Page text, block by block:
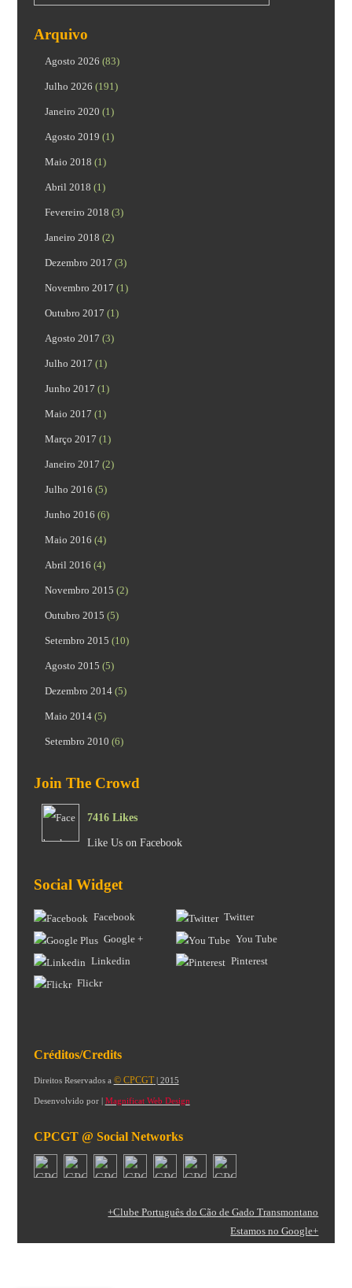
Arquivo
Agosto 2026 (83)
Julho 2026 (191)
Janeiro 2020 (1)
Agosto 2019 (1)
Maio 2018 (1)
Abril 2018 (1)
Fevereiro 2018 (3)
Janeiro 2018 (2)
Dezembro 2017 (3)
Novembro 2017 (1)
Outubro 2017 (1)
Agosto 2017 (3)
Julho 2017 (1)
Junho 2017 (1)
Maio 2017 (1)
Março 2017 (1)
Janeiro 2017 (2)
Julho 2016 (5)
Junho 2016 (6)
Maio 2016 (4)
Abril 2016 (4)
Novembro 2015 (2)
Outubro 2015 (5)
Setembro 2015 (10)
Agosto 2015 (5)
Dezembro 2014(5)
Maio 2014(5)
Setembro 2010 (6)
Join The Crowd
7416 Likes
Like Us on Facebook
Social Widget
Facebook
Twitter
Google +
You Tube
Linkedin
Pinterest
Flickr
Créditos/Credits
Direitos Reservados a © CPCGT| 2015
Desenvolvido por | Magnificat Web Design
CPCGT @ Social Networks
+Clube Português do Cão de Gado Transmontano
Estamos no Google+